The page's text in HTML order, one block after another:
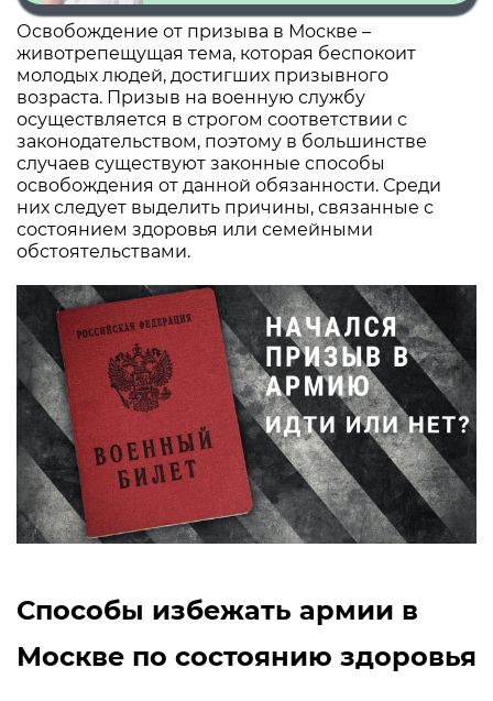
Освобождение от призыва в Москве –
животрепещущая тема, которая беспокоит
молодых людей, достигших призывного
возраста. Призыв на военную службу
осуществляется в строгом соответствии с
законодательством, поэтому в большинстве
случаев существуют законные способы
освобождения от данной обязанности. Среди
них следует выделить причины, связанные с
состоянием здоровья или семейными
обстоятельствами.
Способы избежать армии в
Москве по состоянию здоровья